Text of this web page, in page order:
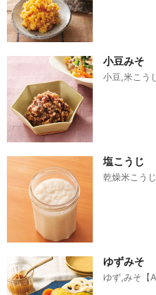
小豆みそ
小豆,米こう
塩こうじ
乾燥米こうじ
ゆずみそ
ゆず,みそ【A